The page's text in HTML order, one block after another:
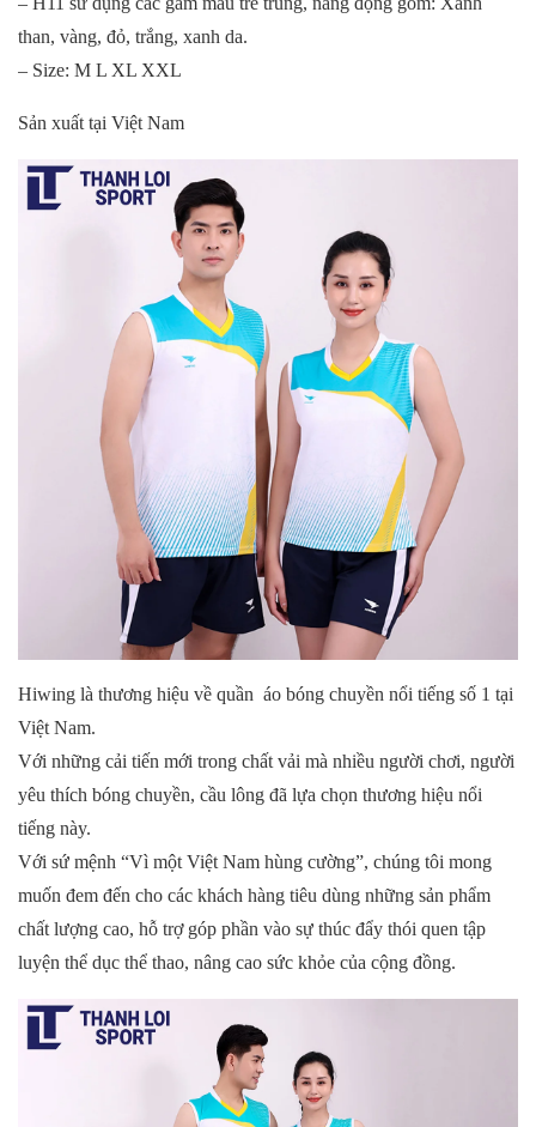
than, vàng, đỏ, trắng, xanh da.
– Size: M L XL XXL
Sản xuất tại Việt Nam
Hiwing là thương hiệu về quần áo bóng chuyền nổi tiếng số 1 tại
Việt Nam.
Với những cải tiến mới trong chất vải mà nhiều người chơi, người
yêu thích bóng chuyền, cầu lông đã lựa chọn thương hiệu nổi
tiếng này.
Với sứ mệnh “Vì một Việt Nam hùng cường”, chúng tôi mong
muốn đem đến cho các khách hàng tiêu dùng những sản phẩm
chất lượng cao, hỗ trợ góp phần vào sự thúc đẩy thói quen tập
luyện thể dục thể thao, nâng cao sức khỏe của cộng đồng.